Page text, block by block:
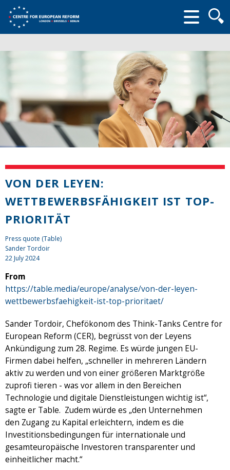
form
VON DER LEYEN:
WETTBEWERBSFÄHIGKEIT IST TOP-
PRIORITÄT
Press quote (Table)
Sander Tordoir
22 July 2024
From
https://table.media/europe/analyse/von-der-leyen-
wettbewerbsfaehigkeit-ist-top-prioritaet/
Sander Tordoir, Chefökonom des Think-Tanks Centre for
European Reform (CER), begrüsst von der Leyens
Ankündigung zum 28. Regime. Es würde jungen EU-
Firmen dabei helfen, „schneller in mehreren Ländern
aktiv zu werden und von einer größeren Marktgröße
zuprofi tieren - was vor allem in den Bereichen
Technologie und digitale Dienstleistungen wichtig ist“,
sagte er Table. Zudem würde es „den Unternehmen
den Zugang zu Kapital erleichtern, indem es die
Investitionsbedingungen für internationale und
gesamteuropäische Investoren transparenter und
einheitlicher macht.“